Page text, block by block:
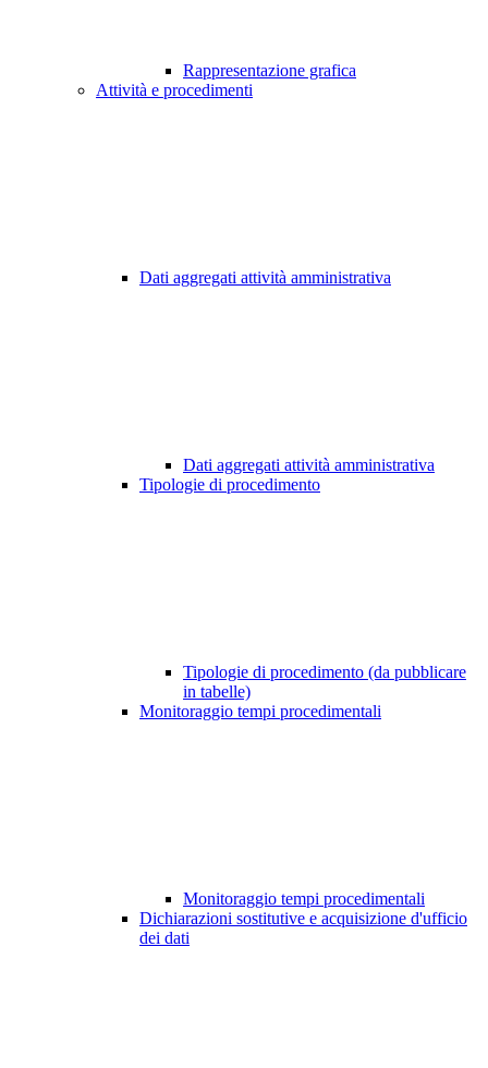
Rappresentazione grafica
Attività e procedimenti
Dati aggregati attività amministrativa
Dati aggregati attività amministrativa
Tipologie di procedimento
Tipologie di procedimento (da pubblicare
in tabelle)
Monitoraggio tempi procedimentali
Monitoraggio tempi procedimentali
Dichiarazioni sostitutive e acquisizione d'ufficio
dei dati